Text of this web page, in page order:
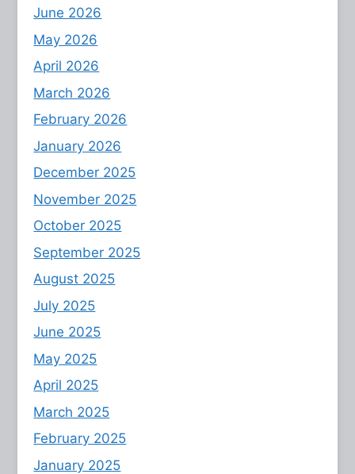
June 2026
May 2026
April 2026
March 2026
February 2026
January 2026
December 2025
November 2025
October 2025
September 2025
August 2025
July 2025
June 2025
May 2025
April 2025
March 2025
February 2025
January 2025